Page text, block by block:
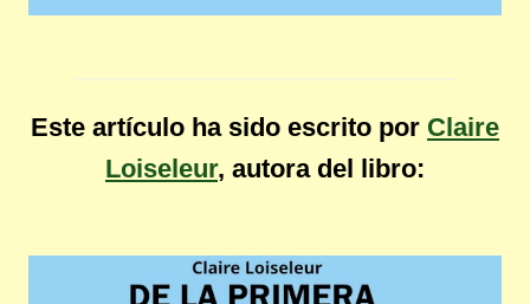
Este artículo ha sido escrito por Claire
Loiseleur, autora del libro: